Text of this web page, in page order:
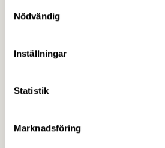
Nödvändig
Inställningar
Statistik
Marknadsföring
Inbjudan: Kostnadsfria
om arbetsmiljö på sju
Industrins partsgemensamma
inom industrin – bjuda in dig